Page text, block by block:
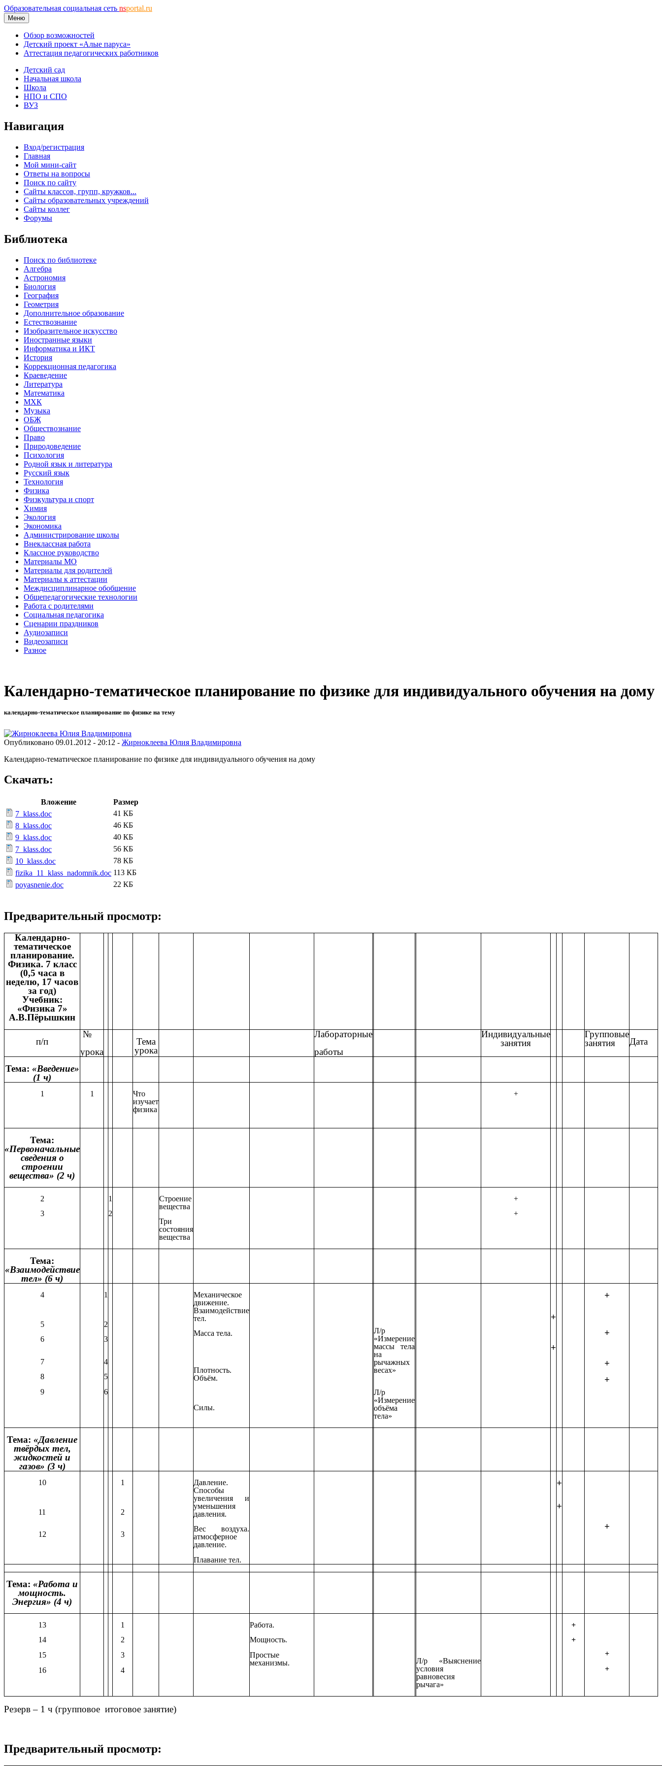
Образовательная социальная сеть nsportal.ru
Меню
Обзор возможностей
Детский проект «Алые паруса»
Аттестация педагогических работников
Детский сад
Начальная школа
Школа
НПО и СПО
ВУЗ
Навигация
Вход/регистрация
Главная
Мой мини-сайт
Ответы на вопросы
Поиск по сайту
Сайты классов, групп, кружков...
Сайты образовательных учреждений
Сайты коллег
Форумы
Библиотека
Поиск по библиотеке
Алгебра
Астрономия
Биология
География
Геометрия
Дополнительное образование
Естествознание
Изобразительное искусство
Иностранные языки
Информатика и ИКТ
История
Коррекционная педагогика
Краеведение
Литература
Математика
МХК
Музыка
ОБЖ
Обществознание
Право
Природоведение
Психология
Родной язык и литература
Русский язык
Технология
Физика
Физкультура и спорт
Химия
Экология
Экономика
Администрирование школы
Внеклассная работа
Классное руководство
Материалы МО
Материалы для родителей
Материалы к аттестации
Междисциплинарное обобщение
Общепедагогические технологии
Работа с родителями
Социальная педагогика
Сценарии праздников
Аудиозаписи
Видеозаписи
Разное
Календарно-тематическое планирование по физике для индивидуального обучения на дому
календарно-тематическое планирование по физике на тему
Опубликовано 09.01.2012 - 20:12 - Жирноклеева Юлия Владимировна
Календарно-тематическое планирование по физике для индивидуального обучения на дому
Скачать:
Вложение
Размер
7_klass.doc
41 КБ
8_klass.doc
46 КБ
9_klass.doc
40 КБ
7_klass.doc
56 КБ
10_klass.doc
78 КБ
fizika_11_klass_nadomnik.doc 113 КБ
poyasnenie.doc
22 КБ
Предварительный просмотр:
Календарно-
тематическое
планирование.
Физика. 7 класс
(0,5 часа в
неделю, 17 часов
за год)
Учебник:
«Физика 7»
А.В.Пёрышкин
п/п
№
урока
Тема
урока
Лабораторные
работы
Индивидуальные
занятия
Групповые
занятия
Дата
Тема: «Введение»
(1 ч)
1 1
Что
изучает
физика
+
Тема:
«Первоначальные
сведения о
строении
вещества» (2 ч)
2
3
1
2
Строение
вещества
Три
состояния
вещества
+
+
Тема:
«Взаимодействие
тел» (6 ч)
4
5
6
7
8
9
1
2
3
4
5
6
Механическое
движение.
Взаимодействие
тел.
Масса тела.
Плотность.
Объём.
Силы.
Л/р
«Измерение
массы тела
на
рычажных
весах»
Л/р
«Измерение
объёма
тела»
+
+
+
+
+
+
Тема: «Давление
твёрдых тел,
жидкостей и
газов» (3 ч)
10
11
12
1
2
3
Давление.
Способы
увеличения и
уменьшения
давления.
Вес воздуха.
атмосферное
давление.
Плавание тел.
+
+
+
Тема: «Работа и
мощность.
Энергия» (4 ч)
13
14
15
16
1
2
3
4
Работа.
Мощность.
Простые
механизмы.
Л/р «Выяснение
условия
равновесия
рычага»
+
+
+
+
Резерв – 1 ч (групповое итоговое занятие)
Предварительный просмотр: